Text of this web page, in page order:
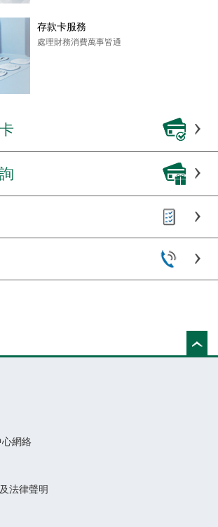
存款卡服務
處理財務消費萬事皆通
網絡
法律聲明